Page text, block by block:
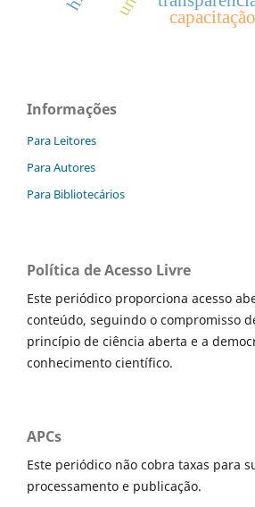
capacitação
Informações
Para Leitores
Para Autores
Para Bibliotecários
Política de Acesso Livre
Este periódico proporciona acesso
conteúdo, seguindo o compromisso
princípio de ciência aberta e a
conhecimento científico.
APCs
Este periódico não cobra taxas para
processamento e publicação.